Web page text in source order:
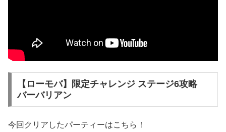
【ローモバ】限定チャレンジ ステージ6攻略
バーバリアン
今回クリアしたパーティーはこちら！